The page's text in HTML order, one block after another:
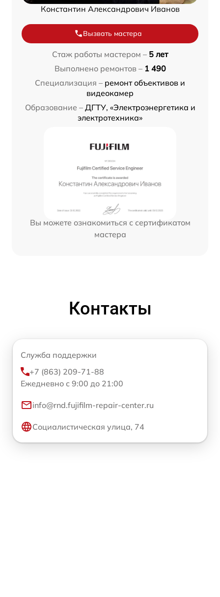
Константин Александрович Иванов
Вызвать мастера
Стаж работы мастером – 5 лет
Выполнено ремонтов – 1 490
Специализация – ремонт объективов и
видеокамер
Образование – ДГТУ, «Электроэнергетика и
электротехника»
Вы можете ознакомиться с сертификатом
мастера
Контакты
Служба поддержки
+7 (863) 209-71-88
Ежедневно с 9:00 до 21:00
info@rnd.fujifilm-repair-center.ru
Социалистическая улица, 74